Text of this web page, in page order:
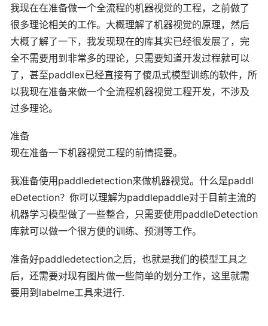
我现在在准备做一个全流程的机器视觉的工程，之前做了
很多理论相关的工作。大概理解了机器视觉的原理，然后
大概了解了一下，我发现现在的库其实已经很发展了，完
全不需要用到非常多的理论，只需要知道开发过程就可以
了，甚至paddlex已经直接有了傻瓜式模型训练的软件，所
以我现在准备来做一个全流程机器视觉工程开发，不涉及
过多理论。
准备
现在准备一下机器视觉工程的前情提要。
我准备使用paddledetection来做机器视觉。什么是paddl
eDetection？你可以理解为paddlepaddle对于目前主流的
机器学习模型做了一些整合，只需要使用paddleDetection
库就可以做一个很方便的训练、预测等工作。
准备好paddledetection之后，也就是我们的模型工具之
后，还需要对现有图片做一些简单的划分工作，这里就需
要用到labelme工具来进行.